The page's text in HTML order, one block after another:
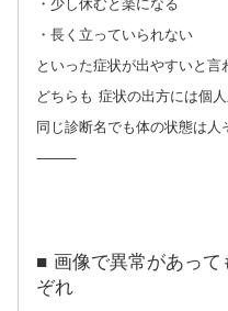
・少し休むと楽になる
・長く立っていられない
といった症状が出やすいと言
どちらも 症状の出方には個人
同じ診断名でも体の状態は人
⸻
■ 画像で異常があっ
ぞれ